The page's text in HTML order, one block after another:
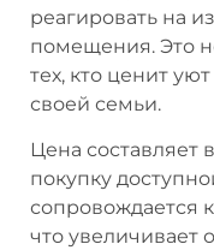
реагировать на
помещения. Это
тех, кто ценит
своей семьи.
Цена составляет
покупку
сопровождается
что увеличивает